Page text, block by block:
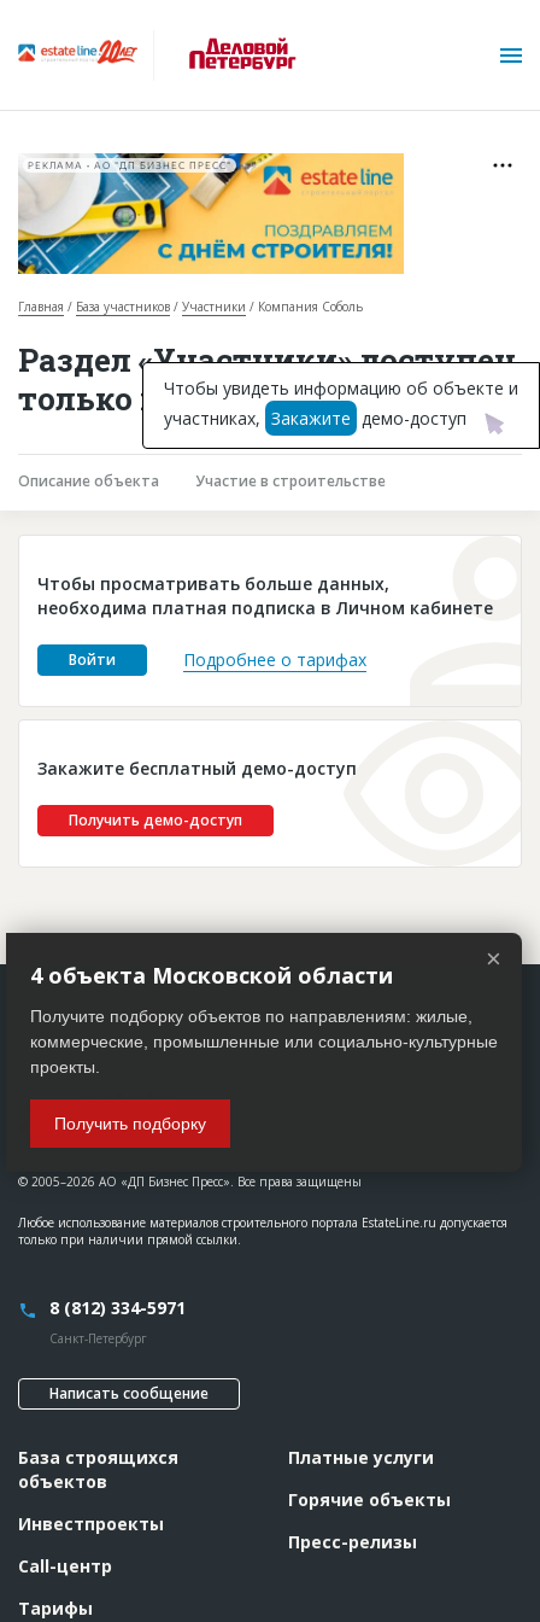
Горячие объекты
База строящихся объектов
Инвестпроекты
Глоссарий
Платные услуги
Пресс-релизы
РЕКЛАМА • АО "ДП БИЗНЕС ПРЕСС"
Главная База участников Участники Компания Соболь
Раздел «Участники» доступен
только подписчикам
Описание объекта Участие в строительстве
Чтобы просматривать больше данных,
необходима платная подписка в Личном кабинете
Войти Подробнее о тарифах
Закажите бесплатный демо-доступ
Получить демо-доступ
Чтобы увидеть информацию об объекте и
участниках, Закажите демо-доступ
© 2005–2026 АО «ДП Бизнес Пресс». Все права защищены
Любое использование материалов строительного портала EstateLine.ru допускается
только при наличии прямой ссылки.
8 (812) 334-5971
Санкт-Петербург
Написать сообщение
База строящихся
объектов
Инвестпроекты
Call-центр
Тарифы
Платные услуги
Горячие объекты
Пресс-релизы
×
4 объекта Московской области
Получите подборку объектов по направлениям: жилые,
коммерческие, промышленные или социально-культурные
проекты.
Получить подборку